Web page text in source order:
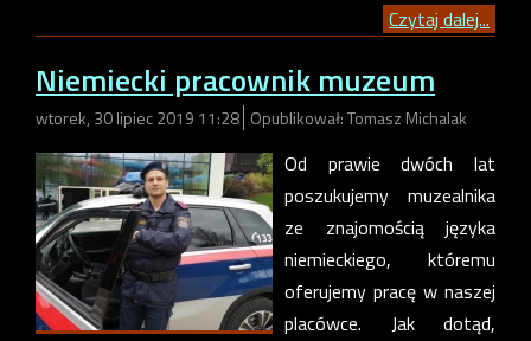
Czytaj dalej...
Niemiecki pracownik muzeum
wtorek, 30 lipiec 2019 11:28 Opublikował: Tomasz Michalak
Od prawie dwóch lat
poszukujemy muzealnika
ze znajomością języka
niemieckiego, któremu
oferujemy pracę w naszej
placówce. Jak dotąd,